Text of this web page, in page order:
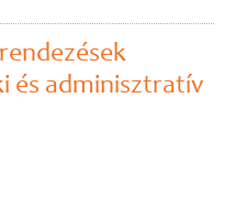
és adminisztratív